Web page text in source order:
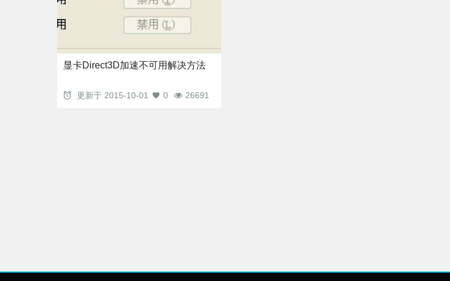
显卡Direct3D加速不可用解决方法
更新于 2015-10-01 26691
0